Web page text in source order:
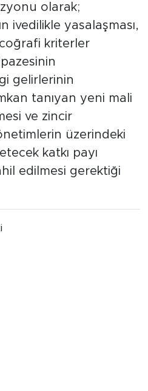
olarak;
ivedilikle yasalaşması,
coğrafi kriterler
gelirlerinin
tanıyan yeni mali
ve zincir
üzerindeki
katkı payı
edilmesi gerektiği